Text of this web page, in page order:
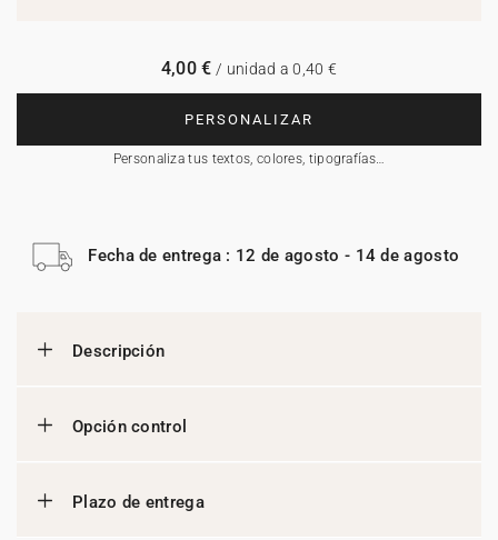
PERSONALIZAR
Personaliza tus textos, colores, tipografías…
4,00 € / unidad a 0,40 €
Fecha de entrega : 12 de agosto - 14 de agosto
Descripción
Opción control
Plazo de entrega